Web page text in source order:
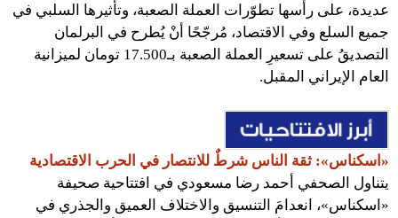
عديدة، على رأسها تطوّرات العملة الصعبة، وتأثيرها السلبي في
جميع السلع وفي الاقتصاد، مُرجّحًا أنْ يُطرح في البرلمان
التصديقُ على تسعيرِ العملة الصعبة بـ17.500 تومان لميزانية
العام الإيراني المقبل.
« اسكناس»: ثقة الناس شرطٌ للانتصار في الحرب الاقتصادية
يتناول الصحفي أحمد رضا مسعودي في افتتاحية صحيفة
«اسكناس»، انعدامَ التنسيق والاختلاف العميق والجذري في